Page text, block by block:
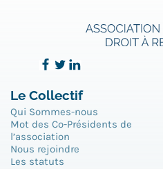
Le Collectif
Qui Sommes-nous
Mot des Co-Présidents de
l’association
Nous rejoindre
Les statuts